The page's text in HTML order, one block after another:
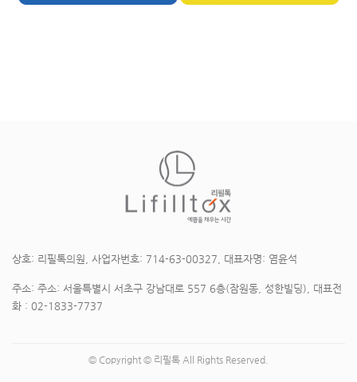
상호: 리필톡의원, 사업자번호: 714-63-00327, 대표자명: 염윤석
주소: 주소: 서울특별시 서초구 강남대로 557 6층(잠원동, 성한빌딩), 대표전
화 : 02-1833-7737
© Copyright © 리필톡 All Rights Reserved.